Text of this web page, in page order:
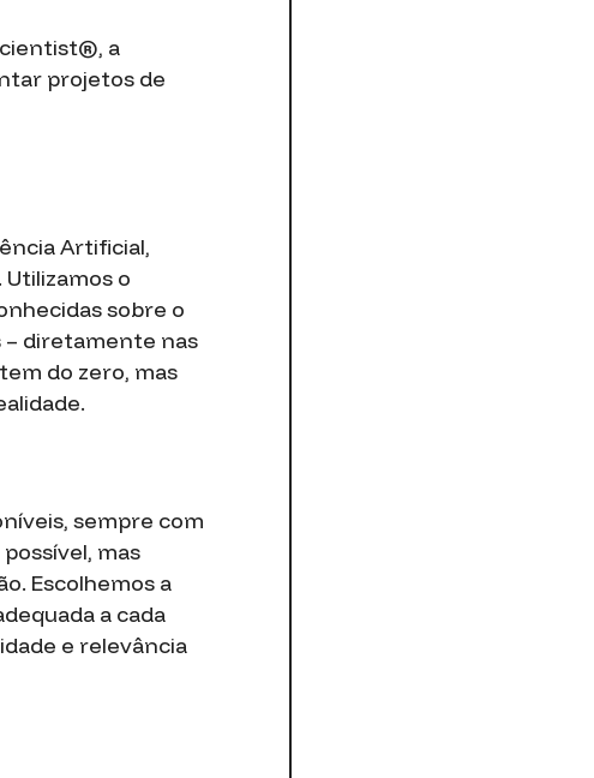
a
projetos de
Artificial,
o
sobre o
– diretamente nas
do zero, mas
sempre com
mas
Escolhemos a
a cada
e relevância